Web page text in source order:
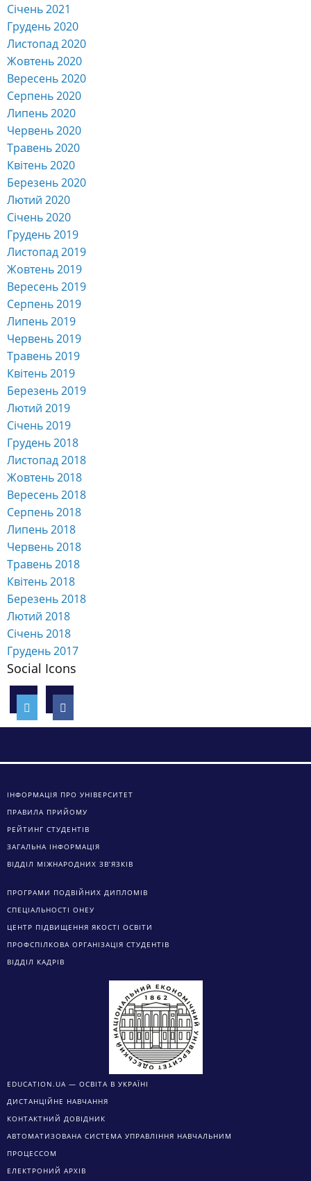
Січень 2021
Грудень 2020
Листопад 2020
Жовтень 2020
Вересень 2020
Серпень 2020
Липень 2020
Червень 2020
Травень 2020
Квітень 2020
Березень 2020
Лютий 2020
Січень 2020
Грудень 2019
Листопад 2019
Жовтень 2019
Вересень 2019
Серпень 2019
Липень 2019
Червень 2019
Травень 2019
Квітень 2019
Березень 2019
Лютий 2019
Січень 2019
Грудень 2018
Листопад 2018
Жовтень 2018
Вересень 2018
Серпень 2018
Липень 2018
Червень 2018
Травень 2018
Квітень 2018
Березень 2018
Лютий 2018
Січень 2018
Грудень 2017
Social Icons
ІНФОРМАЦІЯ ПРО УНІВЕРСИТЕТ
ПРАВИЛА ПРИЙОМУ
РЕЙТИНГ СТУДЕНТІВ
ЗАГАЛЬНА ІНФОРМАЦІЯ
ВІДДІЛ МІЖНАРОДНИХ ЗВ’ЯЗКІВ
ПРОГРАМИ ПОДВІЙНИХ ДИПЛОМІВ
СПЕЦІАЛЬНОСТІ ОНЕУ
ЦЕНТР ПІДВИЩЕННЯ ЯКОСТІ ОСВІТИ
ПРОФСПІЛКОВА ОРГАНІЗАЦІЯ СТУДЕНТІВ
ВІДДІЛ КАДРІВ
EDUCATION.UA — ОСВІТА В УКРАЇНІ
ДИСТАНЦІЙНЕ НАВЧАННЯ
КОНТАКТНИЙ ДОВІДНИК
АВТОМАТИЗОВАНА СИСТЕМА УПРАВЛІННЯ НАВЧАЛЬНИМ
ПРОЦЕССОМ
ЕЛЕКТРОНИЙ АРХІВ